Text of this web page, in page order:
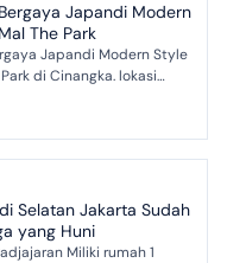
Japandi Modern
The Park
Japandi Modern Style
di Cinangka. lokasi
Dapatkan rumah 2
ini...
Selatan Jakarta Sudah
yang Huni
rumah 1